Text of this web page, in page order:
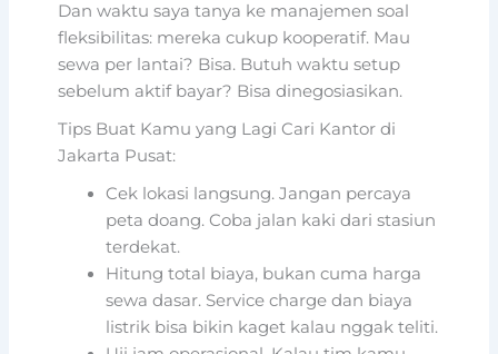
Dan waktu saya tanya ke manajemen soal
fleksibilitas: mereka cukup kooperatif. Mau
sewa per lantai? Bisa. Butuh waktu setup
sebelum aktif bayar? Bisa dinegosiasikan.
Tips Buat Kamu yang Lagi Cari Kantor di
Jakarta Pusat:
Cek lokasi langsung. Jangan percaya
peta doang. Coba jalan kaki dari stasiun
terdekat.
Hitung total biaya, bukan cuma harga
sewa dasar. Service charge dan biaya
listrik bisa bikin kaget kalau nggak teliti.